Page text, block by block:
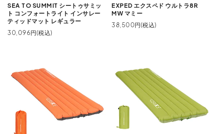
SEA TO SUMMIT シートゥサミッ
ト コンフォートライト インサレー
ティッドマット レギュラー
30,096円(税込)
EXPED エクスペド ウルトラ8R
MW マミー
38,500円(税込)